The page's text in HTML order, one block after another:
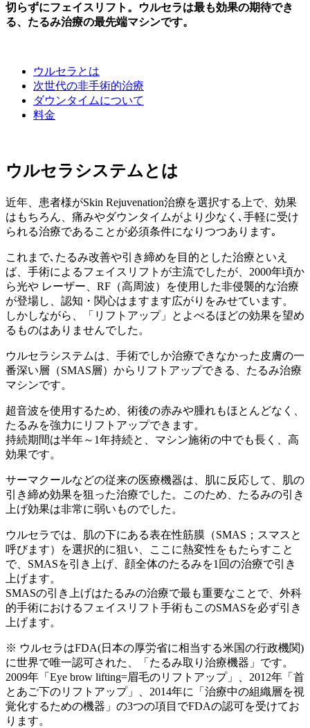
切らずにフェイスリフト。ウルセラは最も効果の期待でき
る、たるみ治療の最先端マシンです。
ウルセラとは
次世代の非手術的治療
ダウンタイムについて
料金
ウルセラシステムとは
近年、患者様がSkin Rejuvenation治療を選択する上で、効果
はもちろん、痛みやダウンタイムがより少なく､手軽に受け
られる治療であることが必須条件になりつつあります｡
これまで､たるみ改善や引き締めを目的とした治療といえ
ば、手術によるフェイスリフトが主流でしたが、2000年頃か
ら光や レーザー、RF（高周波）を使用した非侵襲的な治療
が登場し、認知・関心はますます広がりをみせています。
しかしながら、「リフトアップ」とよべるほどの効果を望め
るものはありませんでした。
ウルセラシステムは、手術でしか治療できなかった皮膚の一
番深い層（SMAS層）からリフトアップできる、たるみ治療
マシンです。
超音波を使用するため、術後の赤みや腫れもほとんどなく、
たるみを強力にリフトアップできます。
持続期間は半年～1年持続と、マシン施術の中でも長く、高
効果です。
サーマクールなどの従来の医療機器は、肌に反応して、肌の
引き締め効果を狙った治療でした。このため、たるみの引き
上げ効果は非常に弱いものでした。
ウルセラでは、肌の下にある表在性筋膜（SMAS；スマスと
呼びます）を選択的に狙い、ここに熱変性をもたらすこと
で、SMASを引き上げ、顔全体のたるみを1回の治療で引き
上げます。
SMASの引き上げはたるみの治療で最も重要なことで、外科
的手術におけるフェイスリフト手術もこのSMASを必ず引き
上げます。
※ ウルセラはFDA(日本の厚労省に相当する米国の行政機関)
に世界で唯一認可された、「たるみ取り治療機器」です。
2009年「Eye brow lifting=眉毛のリフトアップ」、2012年「首
とあご下のリフトアップ」、2014年に「治療中の組織層を視
覚化するための機器」の3つの項目でFDAの認可を受けてお
ります。